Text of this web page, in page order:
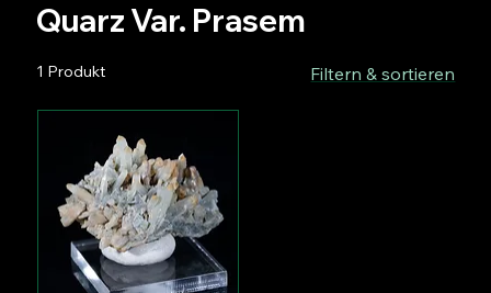
Quarz Var. Prasem
1 Produkt Filtern & sortieren